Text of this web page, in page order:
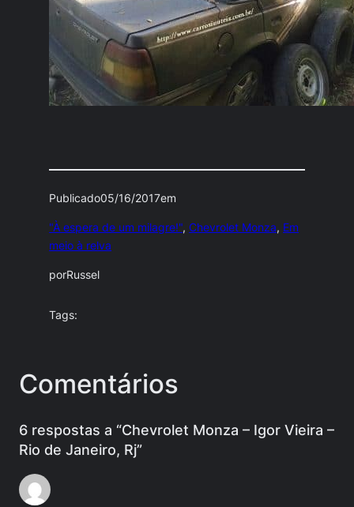
Publicado05/16/2017em
"À espera de um milagre!", Chevrolet Monza, Em
meio à relva
porRussel
Tags:
Comentários
6 respostas a “Chevrolet Monza – Igor Vieira –
Rio de Janeiro, Rj”